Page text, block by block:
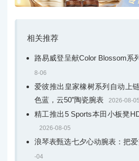
相关推荐
路易威登呈献Color Blossom系
8-06
爱彼推出皇家橡树系列自动上
色蓝，云50”陶瓷腕表
2026-08-05
精工推出5 Sports本田小板凳
2026-08-05
浪琴表甄选七夕心动腕表：把
-04